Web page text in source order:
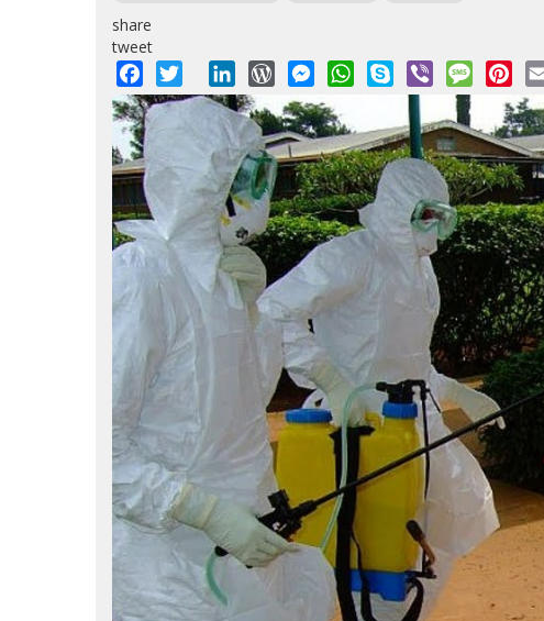
share
tweet
Facebook
Twitter LinkedInWordPressMessengerWhatsApp
Skype Viber